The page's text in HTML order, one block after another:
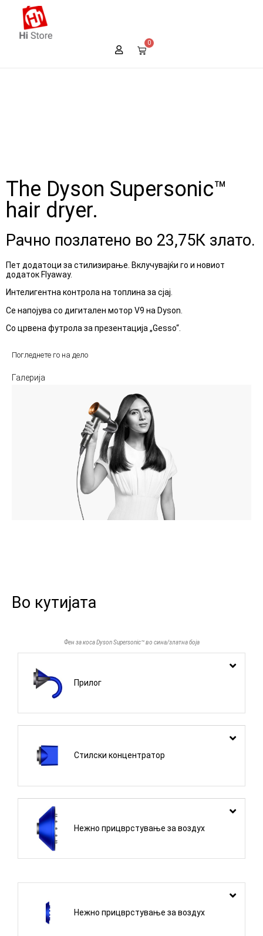
0
The Dyson Supersonic™
hair dryer.
Рачно позлатено во 23,75К злато.
Пет додатоци за стилизирање. Вклучувајќи го и новиот
додаток Flyaway.
Интелигентна контрола на топлина за сјај.
Се напојува со дигитален мотор V9 на Dyson.
Со црвена футрола за презентација „Gesso“.
Погледнете го на дело
Галерија
Во кутијата
Фен за коса Dyson Supersonic™ во сина/златна боја
Прилог
Стилски концентратор
Нежно прицврстување за воздух
Нежно прицврстување за воздух